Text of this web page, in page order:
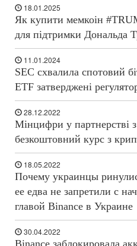
18.01.2025
Як купити мемкоін
для підтримки Дональда
11.01.2024
SEC схвалила спотовий
ETF затверджені
28.12.2022
Мінцифри у партнерстві
безкоштовний курс з
18.05.2022
Почему украинцы
ее едва не запретили с
главой Binance в Украине
30.04.2022